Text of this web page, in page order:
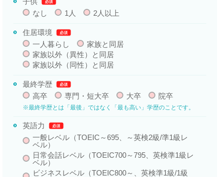
必須
なし 1人 2人以上
住居環境 必須
一人暮らし
家族と同居
家族以外（異性）と同居
家族以外（同性）と同居
最終学歴 必須
高卒 専門・短大卒 大卒 院卒
※最終学歴とは「最後」ではなく「最も高い」学歴のことです。
英語力 必須
一般レベル（TOEIC～695、～英検2級/準1級レ
ベル）
日常会話レベル（TOEIC700～795、英検準1級レ
ベル）
ビジネスレベル（TOEIC800～、英検準1級/1級